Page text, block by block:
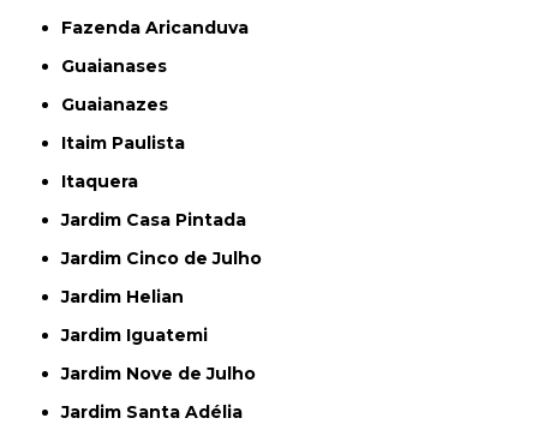
Fazenda Aricanduva
Guaianases
Guaianazes
Itaim Paulista
Itaquera
Jardim Casa Pintada
Jardim Cinco de Julho
Jardim Helian
Jardim Iguatemi
Jardim Nove de Julho
Jardim Santa Adélia